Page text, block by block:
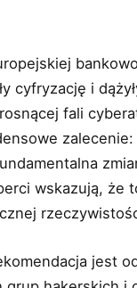
cyfryzację i
fali
zalecenie:
wskazują, że
jest